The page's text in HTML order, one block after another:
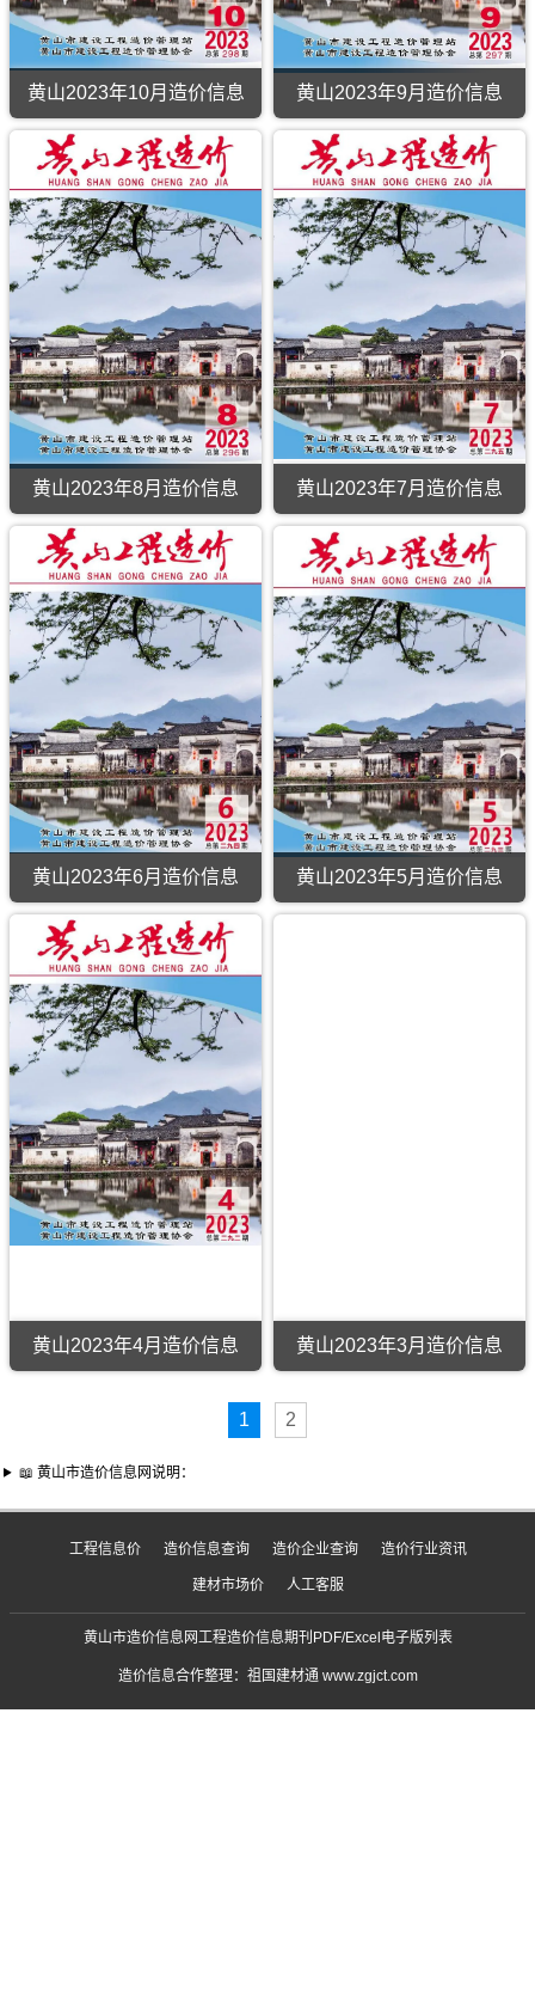
黄山2023年10月造价信息 黄山2023年9月造价信息
黄山2023年8月造价信息 黄山2023年7月造价信息
黄山2023年6月造价信息 黄山2023年5月造价信息
工程信息价 造价信息查询
建材市场价 人工客服
黄山市造价信息网工程造价信息期刊PDF/Excel电子版列表
造价信息合作整理：祖国建材通 www.zgjct.com